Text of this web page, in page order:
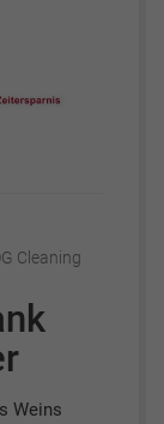
Cleaning
Weins